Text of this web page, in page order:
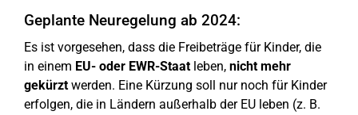
Geplante Neuregelung ab 2024:
Es ist vorgesehen, dass die Freibeträge für Kinder, die
in einem EU- oder EWR-Staatleben, nicht mehr
gekürztwerden. Eine Kürzung soll nur noch für Kinder
erfolgen, die in Ländern außerhalb der EU leben (z. B.